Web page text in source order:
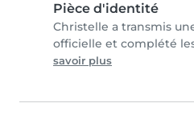
Pièce d'identité
Christelle a transmis
officielle et complété
savoir plus